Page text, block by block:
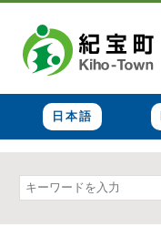
日本語